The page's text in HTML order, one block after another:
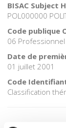
BISAC Subject
POL000000
Code publique
06
Date de
01 juillet 2001
Code
Classification